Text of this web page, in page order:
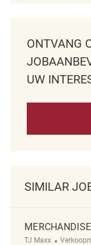
ONTVANG
UW
SIMILAR
TJ Maxx Categorie